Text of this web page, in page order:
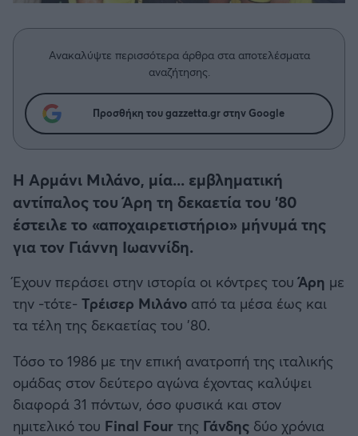
Δημήτρης Τσορμπατζόγλου
Λεβαδειακός
ΟΦΗ
Βόλος
Ατρόμητος Αθηνών
Κηφισιά
Αστέρας Τρίπολης
Παναιτωλικός
Καλαμάτα
Ηρακλής
Μεγάλη μου Αγάπη
Μια Ιστορία από την Πόλη
Ανακαλύψτε περισσότερα άρθρα στα αποτελέσματα
αναζήτησης.
Προσθήκη του gazzetta.gr στην Google
Η Αρμάνι Μιλάνο, μία... εμβληματική
αντίπαλος του Άρη τη δεκαετία του '80
έστειλε το «αποχαιρετιστήριο» μήνυμά της
για τον Γιάννη Ιωαννίδη.
Έχουν περάσει στην ιστορία οι κόντρες τουΆρη με
την -τότε- Τρέισερ Μιλάνο από τα μέσα έως και
τα τέλη της δεκαετίας του '80.
Τόσο το 1986 με την επική ανατροπή της ιταλικής
ομάδας στον δεύτερο αγώνα έχοντας καλύψει
διαφορά 31 πόντων, όσο φυσικά και στον
ημιτελικό του Final Four της Γάνδης δύο χρόνια